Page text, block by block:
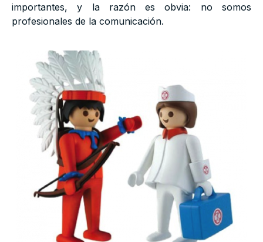
importantes, y la razón es obvia: no somos
profesionales de la comunicación.